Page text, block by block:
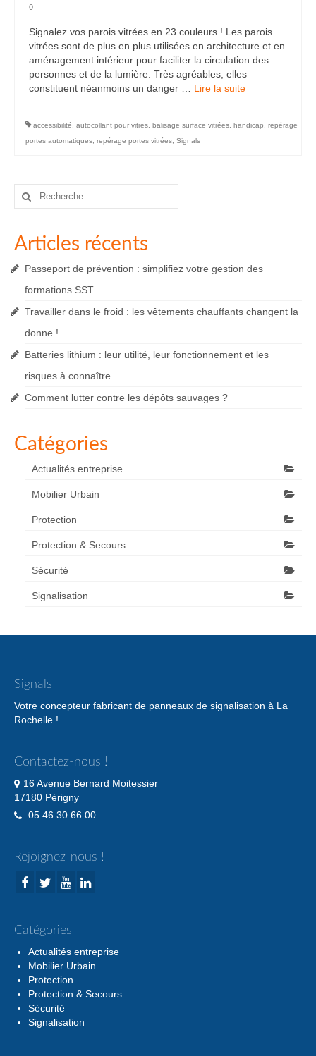
0
Signalez vos parois vitrées en 23 couleurs ! Les parois
vitrées sont de plus en plus utilisées en architecture et en
aménagement intérieur pour faciliter la circulation des
personnes et de la lumière. Très agréables, elles
constituent néanmoins un danger … Lire la suite­­
accessibilité autocollant pour vitres balisage surface vitrées handicap
repérage
portes automatiques repérage portes vitrées Signals
Rechercher
Articles récents
Passeport de prévention : simplifiez votre gestion des
formations SST
Travailler dans le froid : les vêtements chauffants changent la
donne !
Batteries lithium : leur utilité, leur fonctionnement et les
risques à connaître
Comment lutter contre les dépôts sauvages ?
Catégories
Actualités entreprise
Mobilier Urbain
Protection
Protection & Secours
Sécurité
Signalisation
Signals
Votre concepteur fabricant de panneaux de signalisation à La
Rochelle !
Contactez-nous !
16 Avenue Bernard Moitessier
17180 Périgny
05 46 30 66 00
Rejoignez-nous !
Catégories
Actualités entreprise
Mobilier Urbain
Protection
Protection & Secours
Sécurité
Signalisation